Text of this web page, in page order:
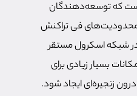
که توسعه‌دهندگان
محدودیت‌های فی تراکنش
در شبکه اسکرول مستقر
بسیار زیادی برای
درون زنجیره‌ای ایجاد شود.